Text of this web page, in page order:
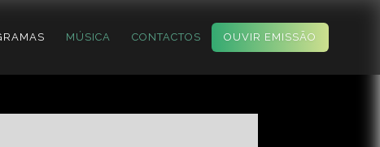
MÚSICA CONTACTOS OUVIR EMISSÃO